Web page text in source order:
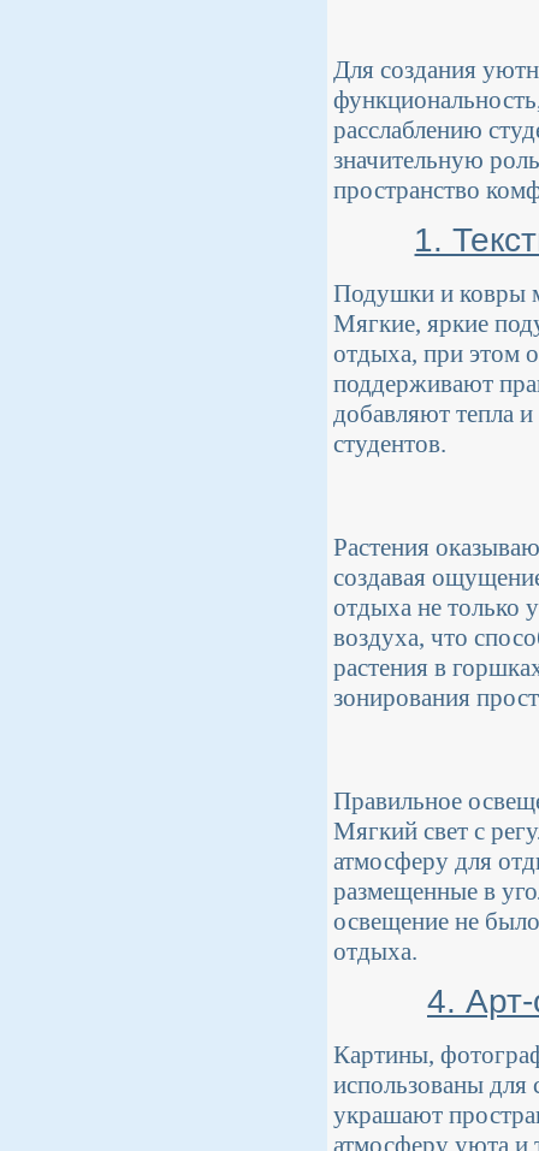
Для создания
расслаблению
значительную
пространство
1.
Подушки и ковры
Мягкие, яркие
отдыха, при этом
поддерживают
добавляют тепла
студентов.
Растения
создавая
отдыха не только
воздуха, что
растения в
зонирования
Правильное
Мягкий свет с
атмосферу для
размещенные в
освещение не
отдыха.
4.
Картины,
использованы для
украшают
атмосферу уюта и